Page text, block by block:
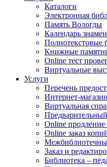
Каталоги
Электронная
Память Вологды
Календарь
Полнотекстовые
Книжные
Online тест
Виртуальные
Услуги
Перечень
Интернет-магазин
Виртуальная
Online продление
Online заказ
Заказ и
Библиотека –